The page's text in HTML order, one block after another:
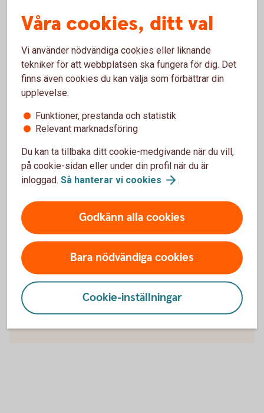
Faktablad räntebärande papper (pdf)
Faktablad för värdepapper
Faktablad för de värdepapper som du kan köpa via
Swedbank och sparbankerna hittar du genom att söka fram
dem i sökfunktionen här nedan.
godkänna cookies för Funktioner, prestanda
och statistik.
Inställningar för cookies
Våra cookies, ditt val
Vi använder nödvändiga cookies eller liknande
tekniker för att webbplatsen ska fungera för dig. Det
finns även cookies du kan välja som förbättrar din
upplevelse:
Funktioner, prestanda och statistik
Relevant marknadsföring
Du kan ta tillbaka ditt cookie-medgivande när du vill,
på cookie-sidan eller under din profil när du är
inloggad. Så hanterar vi cookies .
Godkänn alla cookies
Bara nödvändiga cookies
Cookie-inställningar